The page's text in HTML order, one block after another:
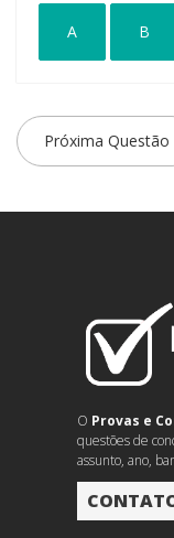
A B
Próxima Questão
O Provas e
questões de
assunto, ano,